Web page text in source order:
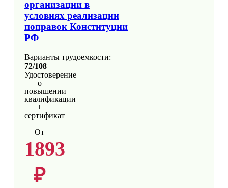
организации в
условиях реализации
поправок Конституции
РФ
Варианты трудоемкости:
72/108
Удостоверение
о
повышении
квалификации
+
сертификат
От
1893
₽